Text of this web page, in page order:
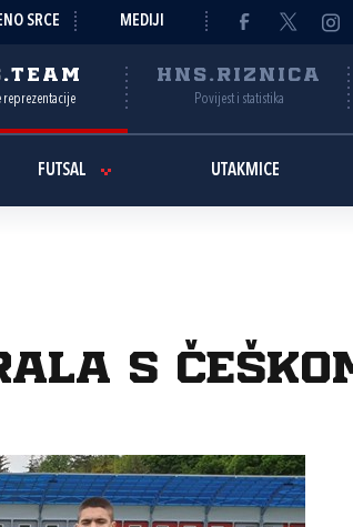
SRCE MEDIJI
reprezentacije
HNS.RIZNICA
Povijest i statistika
FUTSAL UTAKMICE
s